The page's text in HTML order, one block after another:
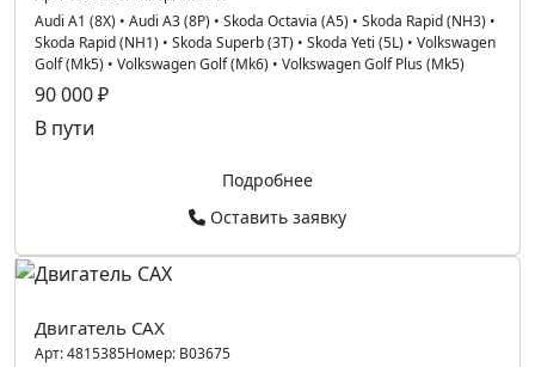
Audi A1 (8X) • Audi A3 (8P) • Skoda Octavia (A5) • Skoda Rapid (NH3) •
Skoda Rapid (NH1) • Skoda Superb (3T) • Skoda Yeti (5L) • Volkswagen
Golf (Mk5) • Volkswagen Golf (Mk6) • Volkswagen Golf Plus (Mk5)
90 000 ₽
В пути
Подробнее
Оставить заявку
Двигатель CAX
Арт:4815385Номер: B03675